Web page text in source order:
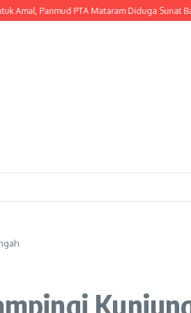
Panmud PTA Mataram Diduga Sunat Bantuan